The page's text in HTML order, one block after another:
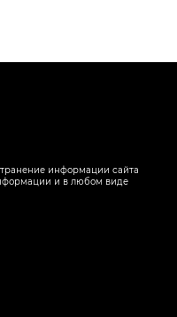
информации сайта
и в любом виде